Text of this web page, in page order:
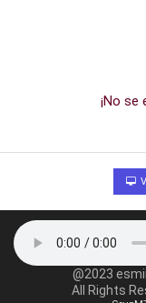
¡No
@2023
All Rights